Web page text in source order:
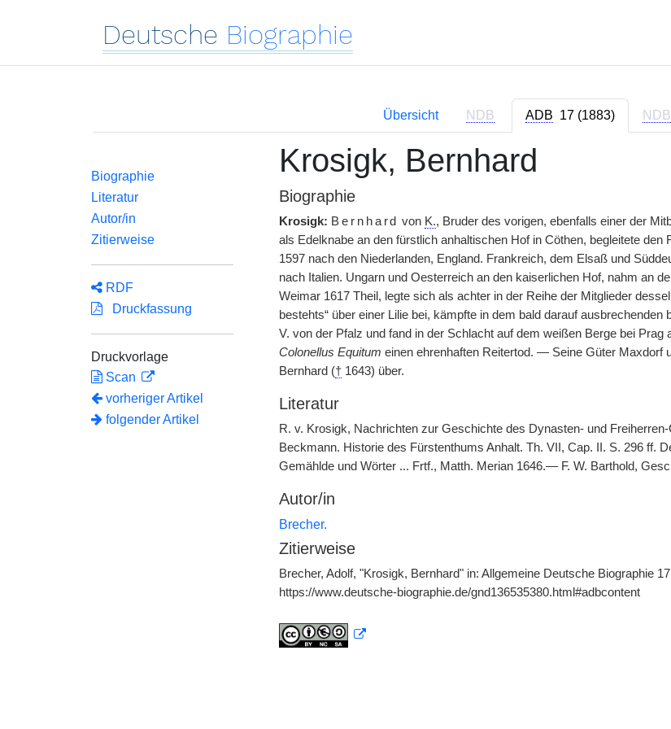
Deutsche Biographie
Übersicht NDB ADB 17 (1883) NDB
Biographie
Literatur
Autor/in
Zitierweise
RDF
Druckfassung
Druckvorlage
Scan
vorheriger Artikel
folgender Artikel
Krosigk, Bernhard
Biographie
Krosigk: Bernhard von K., Bruder des vorigen, ebenfalls einer der
als Edelknabe an den fürstlich anhaltischen Hof in Cöthen, begleitete
1597 nach den Niederlanden, England. Frankreich, dem Elsaß und
nach Italien. Ungarn und Oesterreich an den kaiserlichen Hof, nahm an
Weimar 1617 Theil, legte sich als achter in der Reihe der Mitglieder
bestehts“ über einer Lilie bei, kämpfte in dem bald darauf
V. von der Pfalz und fand in der Schlacht auf dem weißen Berge bei Prag
Colonellus Equitum einen ehrenhaften Reitertod. — Seine Güter Maxdorf
Bernhard (†1643) über.
Literatur
R. v. Krosigk, Nachrichten zur Geschichte des Dynasten- und
Beckmann. Historie des Fürstenthums Anhalt. Th. VII, Cap. II. S. 296 ff.
Gemählde und Wörter ... Frtf., Matth. Merian 1646.— F. W. Barthold,
Autor/in
Brecher.
Zitierweise
Brecher, Adolf, "Krosigk, Bernhard" in: Allgemeine Deutsche Biographie
https://www.deutsche-biographie.de/gnd136535380.html#adbcontent